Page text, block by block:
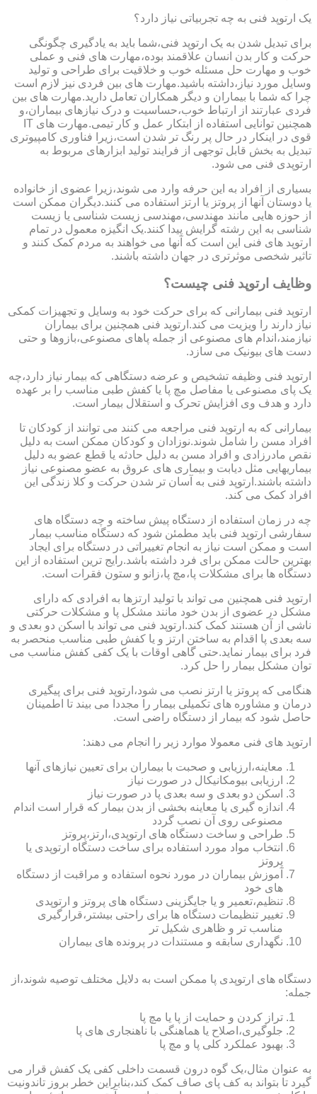
یک ارتوپد فنی به چه تجربیاتی نیاز دارد؟
برای تبدیل شدن به یک ارتوپد فنی،شما باید به یادگیری چگونگی
حرکت و کار بدن انسان علاقمند بوده،مهارت های فنی و عملی
خوب و مهارت حل مسئله خوب و خلاقیت برای طراحی و تولید
وسایل مورد نیاز،داشته باشید.مهارت های بین فردی نیز لازم است
چرا که شما با بیماران و دیگر همکاران تعامل دارید.مهارت های بین
فردی عبارتند از ارتباط خوب،حساسیت و درک نیازهای بیماران،و
همچنین توانایی استفاده از ابتکار عمل و کار تیمی.مهارت های IT
قوی در اینکار در حال پر رنگ تر شدن است،زیرا فناوری کامپیوتری
تبدیل به بخش قابل توجهی از فرایند تولید ابزارهای مربوط به
ارتوپدی فنی می شود.
بسیاری از افراد به این حرفه وارد می شوند،زیرا عضوی از خانواده
یا دوستان آنها از پروتز یا ارتز استفاده می کنند.دیگران ممکن است
از حوزه هایی مانند مهندسی،مهندسی زیست شناسی یا زیست
شناسی به این رشته گرایش پیدا کنند.یک انگیزه معمول در تمام
ارتوپد های فنی این است که آنها می خواهند به مردم کمک کنند و
تاثیر شخصی موثرتری در جهان داشته باشند.
وظایف ارتوپد فنی چیست؟
ارتوپد فنی بیمارانی که برای حرکت خود به وسایل و تجهیزات کمکی
نیاز دارند را ویزیت می کند.ارتوپد فنی همچنین برای بیماران
نیازمند،اندام های مصنوعی از جمله پاهای مصنوعی،بازوها و حتی
دست های بیونیک می سازد.
ارتوپد فنی وظیفه تشخیص و عرضه دستگاهی که بیمار نیاز دارد،چه
یک پای مصنوعی یا مفاصل مچ پا یا کفش طبی مناسب را بر عهده
دارد و هدف وی افزایش تحرک و استقلال بیمار است.
بیمارانی که به ارتوپد فنی مراجعه می کنند می توانند از کودکان تا
افراد مسن را شامل شوند.نوزادان و کودکان ممکن است به دلیل
نقص مادرزادی و افراد مسن به دلیل حادثه یا قطع عضو به دلیل
بیماریهایی مثل دیابت و بیماری های عروق به عضو مصنوعی نیاز
داشته باشند.ارتوپد فنی به آسان تر شدن حرکت و کلا زندگی این
افراد کمک می کند.
چه در زمان استفاده از دستگاه پیش ساخته و چه دستگاه های
سفارشی ارتوپد فنی باید مطمئن شود که دستگاه مناسب بیمار
است و ممکن است نیاز به انجام تغییراتی در دستگاه برای ایجاد
بهترین حالت ممکن برای فرد داشته باشد.رایج ترین استفاده از این
دستگاه ها برای مشکلات پا،مچ پا،زانو و ستون فقرات است.
ارتوپد فنی همچنین می تواند با تولید ارتزها به افرادی که دارای
مشکل در عضوی از بدن خود مانند مشکل پا و مشکلات حرکتی
ناشی از آن هستند کمک کند.ارتوپد فنی می تواند با اسکن دو بعدی و
سه بعدی پا اقدام به ساختن ارتز و یا کفش طبی مناسب منحصر به
فرد برای بیمار نماید.حتی گاهی اوقات با یک کفی کفش مناسب می
توان مشکل بیمار را حل کرد.
هنگامی که پروتز یا ارتز نصب می شود،ارتوپد فنی برای پیگیری
درمان و مشاوره های تکمیلی بیمار را مجددا می بیند تا اطمینان
حاصل شود که بیمار از دستگاه راضی است.
ارتوپد های فنی معمولا موارد زیر را انجام می دهند:
معاینه،ارزیابی و صحبت با بیماران برای تعیین نیازهای آنها
ارزیابی بیومکانیکال در صورت نیاز
اسکن دو بعدی و سه بعدی پا در صورت نیاز
اندازه گیری یا معاینه بخشی از بدن بیمار که قرار است اندام
مصنوعی روی آن نصب گردد
طراحی و ساخت دستگاه های ارتوپدی،ارتز،پروتز
انتخاب مواد مورد استفاده برای ساخت دستگاه ارتوپدی یا
پروتز
آموزش بیماران در مورد نحوه استفاده و مراقبت از دستگاه
های خود
تنظیم،تعمیر و یا جایگزینی دستگاه های پروتز و ارتوپدی
تغییر تنظیمات دستگاه ها برای راحتی بیشتر،قرارگیری
مناسب تر و ظاهری شکیل تر
نگهداری سابقه و مستندات در پرونده های بیماران
دستگاه های ارتوپدی پا ممکن است به دلایل مختلف توصیه شوند،از
جمله:
تراز کردن و حمایت از پا یا مچ پا
جلوگیری،اصلاح یا هماهنگی با ناهنجاری های پا
بهبود عملکرد کلی پا و مچ پا
به عنوان مثال،یک گوه درون قسمت داخلی کفی یک کفش قرار می
گیرد تا بتواند به کف پای صاف کمک کند،بنابراین خطر بروز تاندونیت